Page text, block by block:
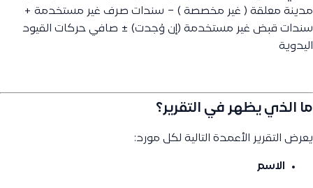
مدينة معلقة ( غير مخصصة ) − سندات صرف غير مستخدمة +
سندات قبض غير مستخدمة (إن وُجدت) ± صافي حركات القيود
اليدوية
ما الذي يظهر في التقرير؟
يعرض التقرير الأعمدة التالية لكل مورد:
الاسم